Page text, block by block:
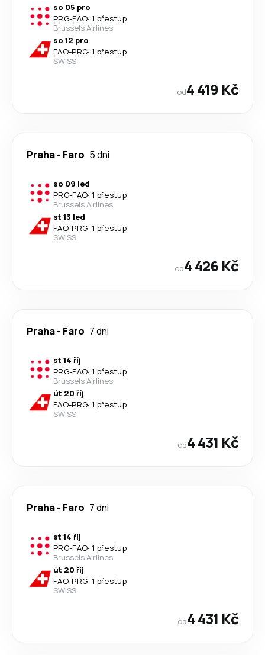
so 05 pro
PRG-FAO· 1 přestup
Brussels Airlines
so 12 pro
FAO-PRG· 1 přestup
SWISS
od4 419 Kč
Praha- Faro 5 dni
so 09 led
PRG-FAO· 1 přestup
Brussels Airlines
st 13 led
FAO-PRG· 1 přestup
SWISS
od4 426 Kč
Praha- Faro 7 dni
st 14 říj
PRG-FAO· 1 přestup
Brussels Airlines
út 20 říj
FAO-PRG· 1 přestup
SWISS
od4 431 Kč
Praha- Faro 7 dni
st 14 říj
PRG-FAO· 1 přestup
Brussels Airlines
út 20 říj
FAO-PRG· 1 přestup
SWISS
od4 431 Kč